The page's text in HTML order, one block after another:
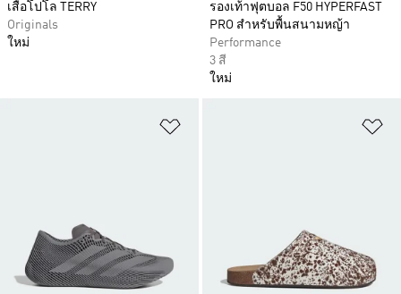
เสื้อโปโล TERRY
Originals
ใหม่
รองเท้าฟุตบอล F50 HYPERFAST
PRO สำหรับพื้นสนามหญ้า
Performance
3 สี
ใหม่